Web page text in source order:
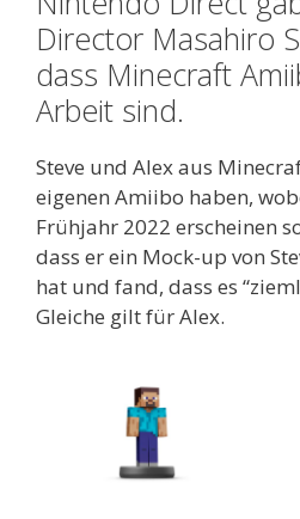
Director Masahiro
dass Minecraft
Arbeit sind.
Steve und Alex aus
eigenen Amiibo haben,
Frühjahr 2022 erscheinen
dass er ein Mock-up von
hat und fand, dass es
Gleiche gilt für Alex.